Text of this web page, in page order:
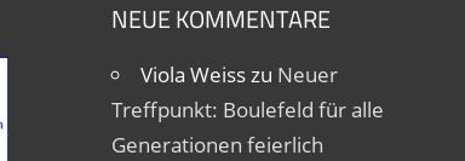
NEUE KOMMENTARE
Viola Weisszu Neuer
Treffpunkt: Boulefeld für alle
Generationen feierlich